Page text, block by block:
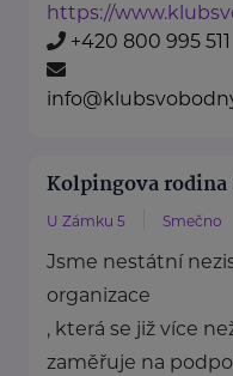
https://
+420 800 995 511
Kolpingova rodina
U Zámku 5 Smečno
Jsme nestátní
organizace
, která se již více
zaměřuje na